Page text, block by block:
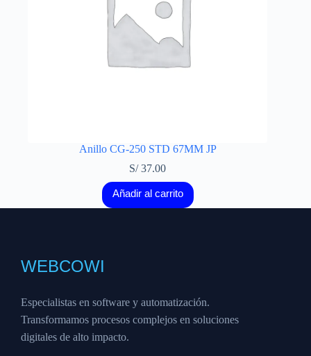
Anillo CG-250 STD 67MM JP
S/37.00
Añadir al carrito
WEBCOWI
Especialistas en software y automatización.
Transformamos procesos complejos en soluciones
digitales de alto impacto.